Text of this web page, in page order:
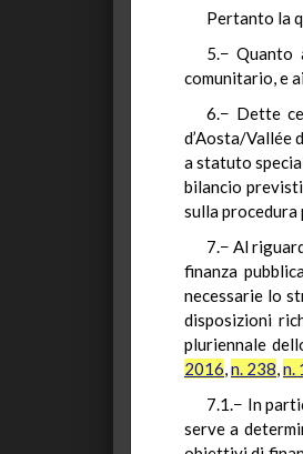
Pertanto la
5.− Quanto
comunitario, e
6.− Dette
d’Aosta/Vallée
a statuto
bilancio
sulla procedura
7.− Al
finanza
necessarie lo
disposizioni
pluriennale
2016,n. 238,n.
7.1.− In
serve a